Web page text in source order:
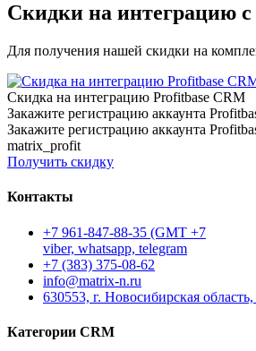
Скидки на интеграцию с
Для получения нашей скидки на
Скидка на интеграцию Profitbase CRM
Закажите регистрацию аккаунта
Закажите регистрацию аккаунта
matrix_profit
Получить скидку
Контакты
+7 961-847-88-35 (GMT +7
viber, whatsapp, telegram
+7 (383) 375-08-62
info@matrix-n.ru
630553, г. Новосибирская
Категории CRM